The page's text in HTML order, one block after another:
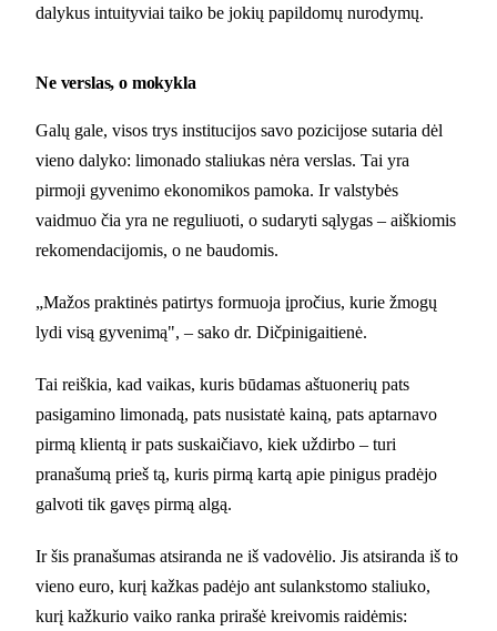
dalykus intuityviai taiko be jokių papildomų nurodymų.
Ne verslas, o mokykla
Galų gale, visos trys institucijos savo pozicijose sutaria dėl
vieno dalyko: limonado staliukas nėra verslas. Tai yra
pirmoji gyvenimo ekonomikos pamoka. Ir valstybės
vaidmuo čia yra ne reguliuoti, o sudaryti sąlygas – aiškiomis
rekomendacijomis, o ne baudomis.
„Mažos praktinės patirtys formuoja įpročius, kurie žmogų
lydi visą gyvenimą", – sako dr. Dičpinigaitienė.
Tai reiškia, kad vaikas, kuris būdamas aštuonerių pats
pasigamino limonadą, pats nusistatė kainą, pats aptarnavo
pirmą klientą ir pats suskaičiavo, kiek uždirbo – turi
pranašumą prieš tą, kuris pirmą kartą apie pinigus pradėjo
galvoti tik gavęs pirmą algą.
Ir šis pranašumas atsiranda ne iš vadovėlio. Jis atsiranda iš to
vieno euro, kurį kažkas padėjo ant sulankstomo staliuko,
kurį kažkurio vaiko ranka prirašė kreivomis raidėmis: